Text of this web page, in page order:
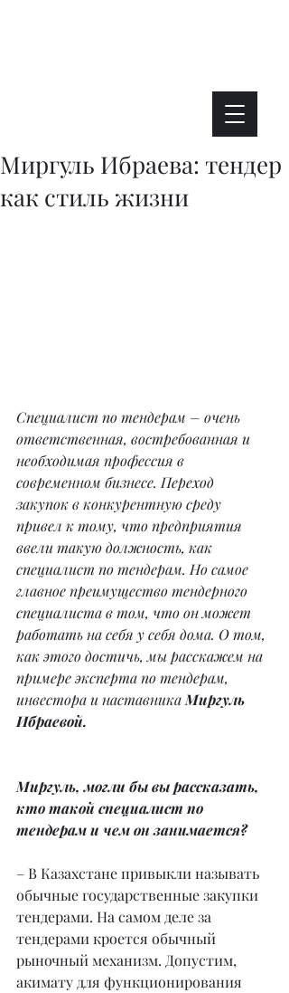
Миргуль Ибраева: тендер
как стиль жизни
Специалист по тендерам – очень
ответственная, востребованная и
необходимая профессия в
современном бизнесе. Переход
закупок в конкурентную среду
привел к тому, что предприятия
ввели такую должность, как
специалист по тендерам. Но самое
главное преимущество тендерного
специалиста в том, что он может
работать на себя у себя дома. О том,
как этого достичь, мы расскажем на
примере эксперта по тендерам,
инвестора и наставника Миргуль
Ибраевой.
Миргуль, могли бы вы рассказать,
кто такой специалист по
тендерам и чем он занимается?
– В Казахстане привыкли называть
обычные государственные закупки
тендерами. На самом деле за
тендерами кроется обычный
рыночный механизм. Допустим,
акимату для функционирования